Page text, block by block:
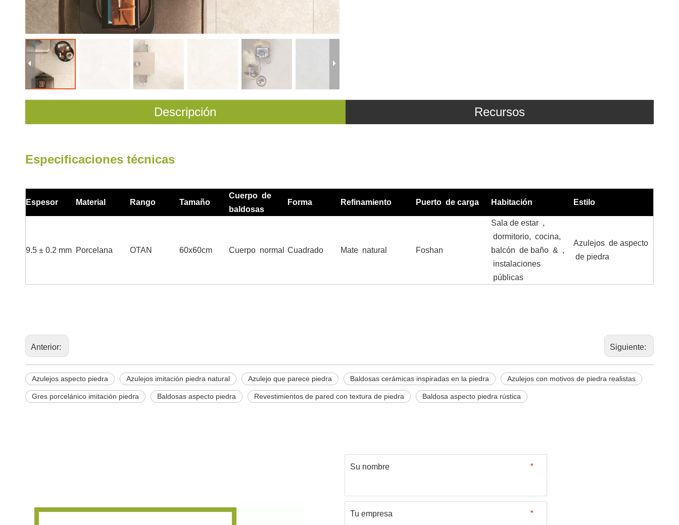
Descripción Recursos
Especificaciones técnicas
Espesor Material Rango Tamaño
Cuerpo de
baldosas
Forma Refinamiento Puerto de carga Habitación Estilo
9.5 ± 0.2 mm Porcelana OTAN 60x60cm Cuerpo normal Cuadrado Mate natural Foshan
Sala de estar ,
dormitorio, cocina,
balcón de baño & ,
instalaciones
públicas
Azulejos de aspecto
de piedra
Anterior: Siguiente:
Azulejos aspecto piedra Azulejos imitación piedra natural Azulejo que parece piedra Baldosas cerámicas inspiradas en la piedra Azulejos con motivos de piedra realistas
Gres porcelánico imitación piedra Baldosas aspecto piedra Revestimientos de pared con textura de piedra Baldosa aspecto piedra rústica
*
Su nombre
*
Tu empresa